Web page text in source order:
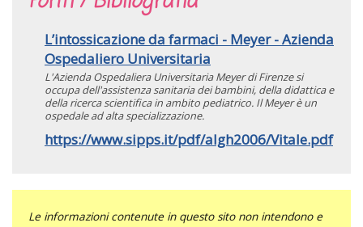
L’intossicazione da farmaci - Meyer - Azienda
Ospedaliero Universitaria
L'Azienda Ospedaliera Universitaria Meyer di Firenze si
occupa dell'assistenza sanitaria dei bambini, della didattica e
della ricerca scientifica in ambito pediatrico. Il Meyer è un
ospedale ad alta specializzazione.
https://www.sipps.it/pdf/algh2006/Vitale.pdf
Le informazioni contenute in questo sito non intendono e